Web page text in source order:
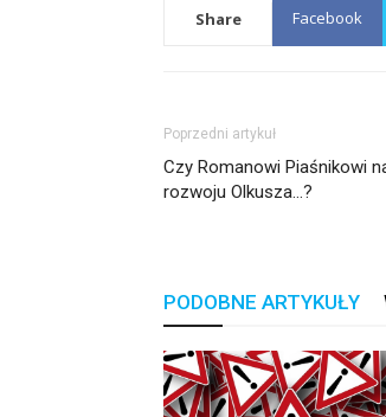
Share Facebook
Poprzedni artykuł
Czy Romanowi Piaśnikowi
rozwoju Olkusza…?
PODOBNE ARTYKUŁY